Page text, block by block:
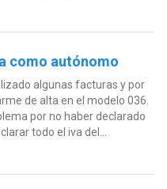
como autónomo
algunas facturas y por
de alta en el modelo 036.
por no haber declarado
todo el iva del...